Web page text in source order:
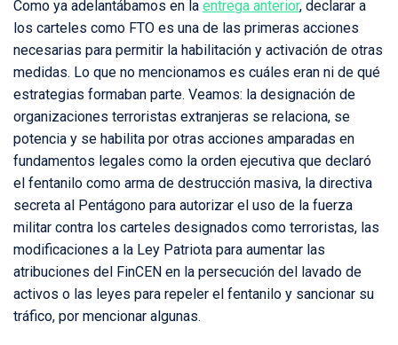
Como ya adelantábamos en la entrega anterior, declarar a
los carteles como FTO es una de las primeras acciones
necesarias para permitir la habilitación y activación de otras
medidas. Lo que no mencionamos es cuáles eran ni de qué
estrategias formaban parte. Veamos: la designación de
organizaciones terroristas extranjeras se relaciona, se
potencia y se habilita por otras acciones amparadas en
fundamentos legales como la orden ejecutiva que declaró
el fentanilo como arma de destrucción masiva, la directiva
secreta al Pentágono para autorizar el uso de la fuerza
militar contra los carteles designados como terroristas, las
modificaciones a la Ley Patriota para aumentar las
atribuciones del FinCEN en la persecución del lavado de
activos o las leyes para repeler el fentanilo y sancionar su
tráfico, por mencionar algunas.